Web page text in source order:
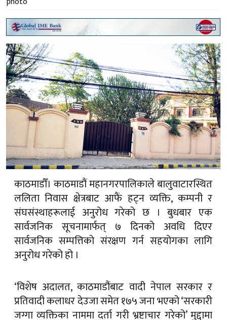
काठमाडौँ। काठमाडौं महानगरपालिकाले बालुवाटारस्थित
ललिता निवास क्षेत्रबाट आफैं हट्न व्यक्ति, कम्पनी र
संघसंस्थाहरूलाई अनुरोध गरेको छ । बुधबार एक
सार्वजनिक सूचनामार्फत् ७ दिनको अवधि दिएर
सार्वजनिक सम्पत्तिको संरक्षण गर्न सहयोगका लागि
अनुरोध गरेको हो ।
‘विशेष अदालत, काठमाडौंबाट वादी नेपाल सरकार र
प्रतिवादी कलाधर देउजा समेत १७५ जना भएको ‘सरकारी
जग्गा व्यक्तिका नाममा दर्ता गरी भ्रष्टाचार गरेको’ मुद्दामा